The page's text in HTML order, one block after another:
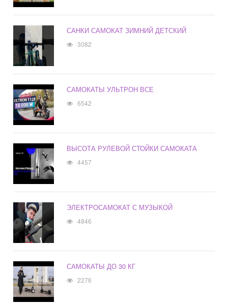
САНКИ САМОКАТ ЗИМНИЙ ДЕТСКИЙ
3082
САМОКАТЫ УЛЬТРОН ВСЕ
6542
ВЫСОТА РУЛЕВОЙ СТОЙКИ САМОКАТА
4457
ЭЛЕКТРОСАМОКАТ С МУЗЫКОЙ
4846
САМОКАТЫ ДО 30 КГ
2276